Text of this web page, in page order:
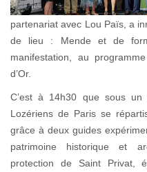
partenariat avec Lou Païs, a
de lieu : Mende et de
manifestation, au
d’Or.
C’est à 14h30 que sous
Lozériens de Paris se
grâce à deux guides
patrimoine historique et
protection de Saint Privat,